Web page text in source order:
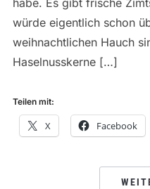
habe. Es gibt frische
würde eigentlich schon
weihnachtlichen Hauch
Haselnusskerne […]
Teilen mit:
X Facebook